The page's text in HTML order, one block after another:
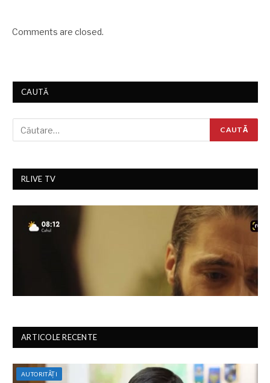
Comments are closed.
CAUTĂ
RLIVE TV
ARTICOLE RECENTE
AUTORITĂȚI